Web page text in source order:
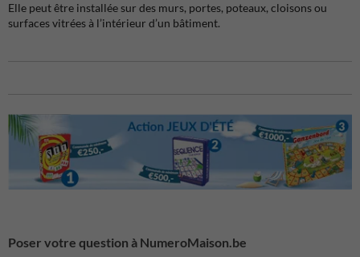
Elle peut être installée sur des murs, portes, poteaux, cloisons ou
surfaces vitrées à l’intérieur d’un bâtiment.
Poser votre question à NumeroMaison.be